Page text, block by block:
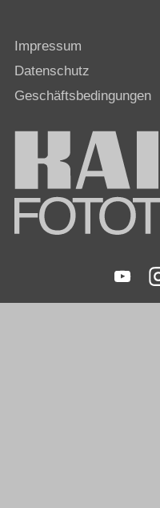
Impressum
Datenschutz
Geschäftsbedingungen